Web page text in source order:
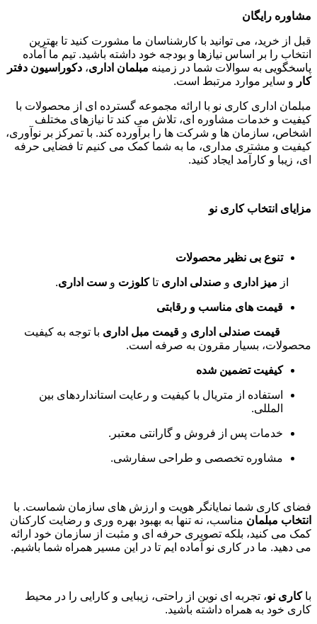
مشاوره رایگان
قبل از خرید، می توانید با کارشناسان ما مشورت کنید تا بهترین
انتخاب را بر اساس نیازها و بودجه خود داشته باشید. تیم ما آماده
پاسخگویی به سوالات شما در زمینه مبلمان اداری، دکوراسیون دفتر
کار و سایر موارد مرتبط است.
مبلمان اداری کاری نو با ارائه مجموعه گسترده ای از محصولات با
کیفیت و خدمات مشاوره ای، تلاش می کند تا نیازهای مختلف
اشخاص، سازمان ها و شرکت ها را برآورده کند. با تمرکز بر نوآوری،
کیفیت و مشتری مداری، ما به شما کمک می کنیم تا فضایی حرفه
ای، زیبا و کارآمد ایجاد کنید.
مزایای انتخاب کاری نو
تنوع بی نظیر محصولات
از میز اداری و صندلی اداری تاکلوزت و ست اداری.
قیمت های مناسب و رقابتی
قیمت صندلی اداری و قیمت مبل اداری با توجه به کیفیت
محصولات، بسیار مقرون به صرفه است.
کیفیت تضمین شده
استفاده از متریال با کیفیت و رعایت استانداردهای بین
المللی.
خدمات پس از فروش و گارانتی معتبر .
مشاوره تخصصی و طراحی سفارشی.
فضای کاری شما نمایانگر هویت و ارزش های سازمان شماست. با
انتخاب مبلمان مناسب، نه تنها به بهبود بهره وری و رضایت کارکنان
کمک می کنید، بلکه تصویری حرفه ای و مثبت از سازمان خود ارائه
می دهید. ما در کاری نو آماده ایم تا در این مسیر همراه شما باشیم.
باکاری نو، تجربه ای نوین از راحتی، زیبایی و کارایی را در محیط
کاری خود به همراه داشته باشید.